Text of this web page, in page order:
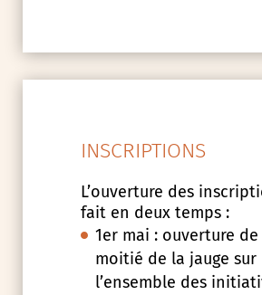
INSCRIPTIONS
L’ouverture des
fait en deux temps :
1er mai : ouverture de
moitié de la jauge sur
l’ensemble des